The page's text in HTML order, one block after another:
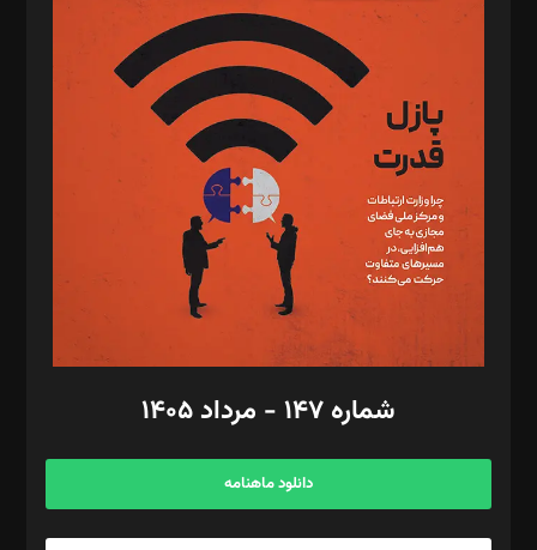
د‌بیر پیوست جهان: مینا پاکدل
د‌بیر تحریریه آنلاین: بابک نقاش
تحریریه‌: مجتبی محمود‌ی، آرش برهمند، یسنا امان‌پور، سروش کرمیان،
مصطفی مسجدی آرانی، ابوالفضل رجبی، زهرا فکرانه، فائزه فتحی
رستمی،مصطفی باستان
ویرایش: نگار استاد‌‌آقا
طراح یونیفرم: مجید توکلی
فیلمبرداری و عکاسی: امیر شفیعی، مانی لطفی زاده
گرافیک و صفحه‌آرایی: سید‌سبحان‌علی ثابت
مد‌یر توسعه تجاری: کامبیز برید‌
امور مالی: شاپور رهبری، محمد‌ کاظمی‌نیا
آگهی و مشترکین: ۰۹۱۹۹۹۹۰۴۵۴
شماره ۱۴۷ - مرداد ۱۴۰۵
دانلود ماهنامه